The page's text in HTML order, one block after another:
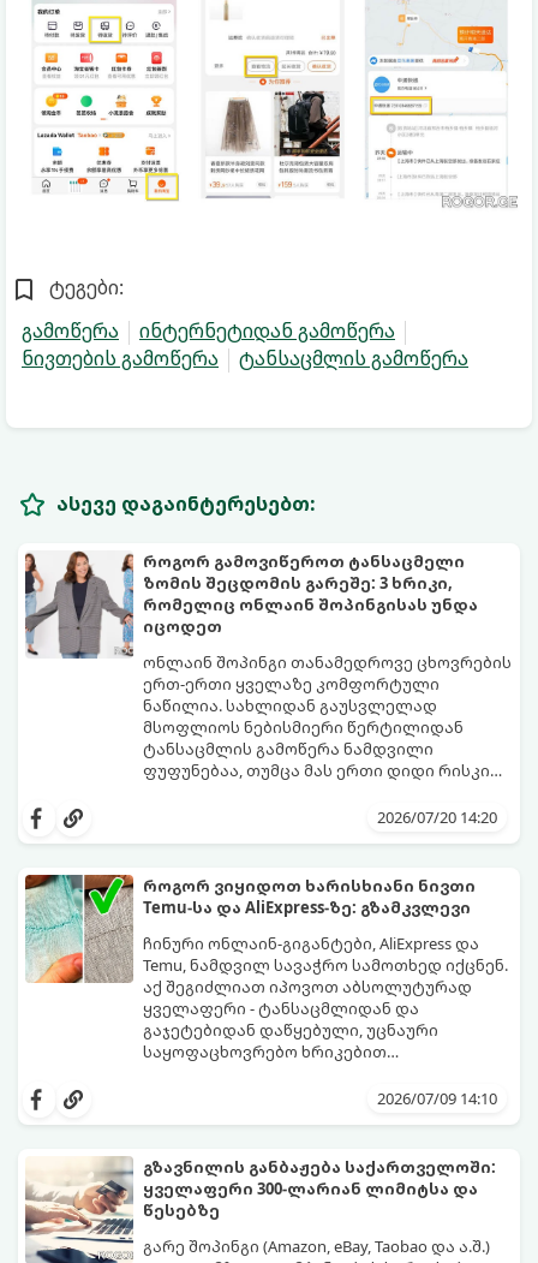
ტეგები:
გამოწერა
ინტერნეტიდან გამოწერა
ნივთების გამოწერა
ტანსაცმლის გამოწერა
ასევე დაგაინტერესებთ:
როგორ გამოვიწეროთ ტანსაცმელი
ზომის შეცდომის გარეშე: 3 ხრიკი,
რომელიც ონლაინ შოპინგისას უნდა
იცოდეთ
ონლაინ შოპინგი თანამედროვე ცხოვრების
ერთ-ერთი ყველაზე კომფორტული
ნაწილია. სახლიდან გაუსვლელად
მსოფლიოს ნებისმიერი წერტილიდან
ტანსაცმლის გამოწერა ნამდვილი
ფუფუნებაა, თუმცა მას ერთი დიდი რისკი
ალბათ ყველას გამოგიცდიათ ისეთი
და აღმოაჩენთ, რომ კაბა ზედმეტად
ვიწროა, ხოლო ქურთუკი გიგანტური.
ან „M“ ზომას ატარებს, უცხოურ საიტებზეც
ბრენდსა და ქვეყანას სრულიად
განსხვავებული სტანდარტები აქვს.
იმისათვის, რომ თავიდან აიცილოთ
ნივთების უკან დაბრუნების დამქანცველი
პროცედურა ან ტანსაცმლის კარადაში
გამოკეტვა, გამოიყენეთ ეს 3
პროფესიონალური ხრიკი, რომლებიც
ყოველთვის იდეალურ შედეგს მოგცემთ:
2026/07/20 14:20
როგორ ვიყიდოთ ხარისხიანი ნივთი
Temu-სა და AliExpress-ზე: გზამკვლევი
ჩინური ონლაინ-გიგანტები, AliExpress და
Temu, ნამდვილ სავაჭრო სამოთხედ იქცნენ.
აქ შეგიძლიათ იპოვოთ აბსოლუტურად
ყველაფერი - ტანსაცმლიდან და
გაჯეტებიდან დაწყებული, უცნაური
საყოფაცხოვრებო ხრიკებით
ფასებში. თუმცა, დაბალ ფასს თავისი
ჩამოვიდა“.
იმედგაცრუებად არ იქცეს, აუცილებელია
პრაქტიკულ გზამკვლევს, თუ როგორ
გაშიფროთ რეიტინგები, რევიუები და
შეარჩიოთ მართლაც ხარისხიანი
პროდუქტი.
2026/07/09 14:10
გზავნილის განბაჟება საქართველოში:
ყველაფერი 300-ლარიან ლიმიტსა და
წესებზე
გარე შოპინგი (Amazon, eBay, Taobao და ა.შ.)